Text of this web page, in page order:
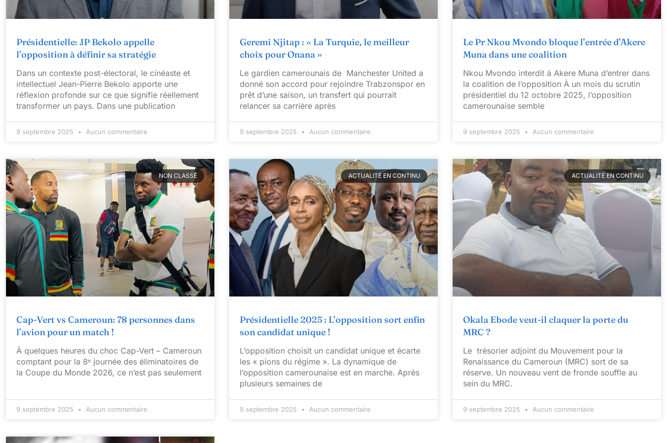
Présidentielle: JP Bekolo appelle
l’opposition à définir sa stratégie
Dans un contexte post-électoral, le cinéaste et
intellectuel Jean-Pierre Bekolo apporte une
réflexion profonde sur ce que signifie réellement
transformer un pays. Dans une publication
9 septembre 2025 Aucun commentaire
Geremi Njitap : « La Turquie, le meilleur
choix pour Onana »
Le gardien camerounais de Manchester United a
donné son accord pour rejoindre Trabzonspor en
prêt d’une saison, un transfert qui pourrait
relancer sa carrière après
9 septembre 2025 Aucun commentaire
Le Pr Nkou Mvondo bloque l’entrée d’Akere
Muna dans une coalition
Nkou Mvondo interdit à Akere Muna d’entrer dans
la coalition de l’opposition À un mois du scrutin
présidentiel du 12 octobre 2025, l’opposition
camerounaise semble
9 septembre 2025 Aucun commentaire
NON CLASSÉ
Cap-Vert vs Cameroun: 78 personnes dans
l’avion pour un match !
À quelques heures du choc Cap-Vert – Cameroun
comptant pour la 8ᵉ journée des éliminatoires de
la Coupe du Monde 2026, ce n’est pas seulement
9 septembre 2025 Aucun commentaire
ACTUALITÉ EN CONTINU
Présidentielle 2025 : L’opposition sort enfin
son candidat unique !
L’opposition choisit un candidat unique et écarte
les « pions du régime ». La dynamique de
l’opposition camerounaise est en marche. Après
plusieurs semaines de
9 septembre 2025 Aucun commentaire
ACTUALITÉ EN CONTINU
Okala Ebode veut-il claquer la porte du
MRC ?
Le trésorier adjoint du Mouvement pour la
Renaissance du Cameroun (MRC) sort de sa
réserve. Un nouveau vent de fronde souffle au
sein du MRC.
9 septembre 2025 Aucun commentaire